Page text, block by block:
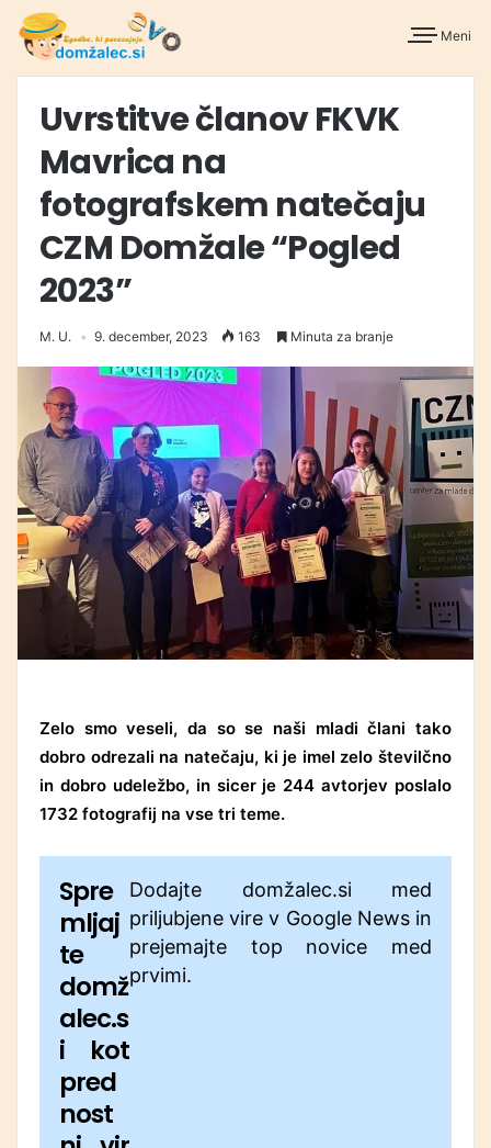
Meni
Uvrstitve članov FKVK
Mavrica na
fotografskem natečaju
CZM Domžale “Pogled
2023”
M. U. 9. december, 2023 163 Minuta za branje
Zelo smo veseli, da so se naši mladi člani tako
dobro odrezali na natečaju, ki je imel zelo številčno
in dobro udeležbo, in sicer je 244 avtorjev poslalo
1732 fotografij na vse tri teme.
Spre
mljaj
te
domž
alec.s
i kot
pred
nost
Dodajte domžalec.si med
priljubjene vire v Google News in
prejemajte top novice med
prvimi.